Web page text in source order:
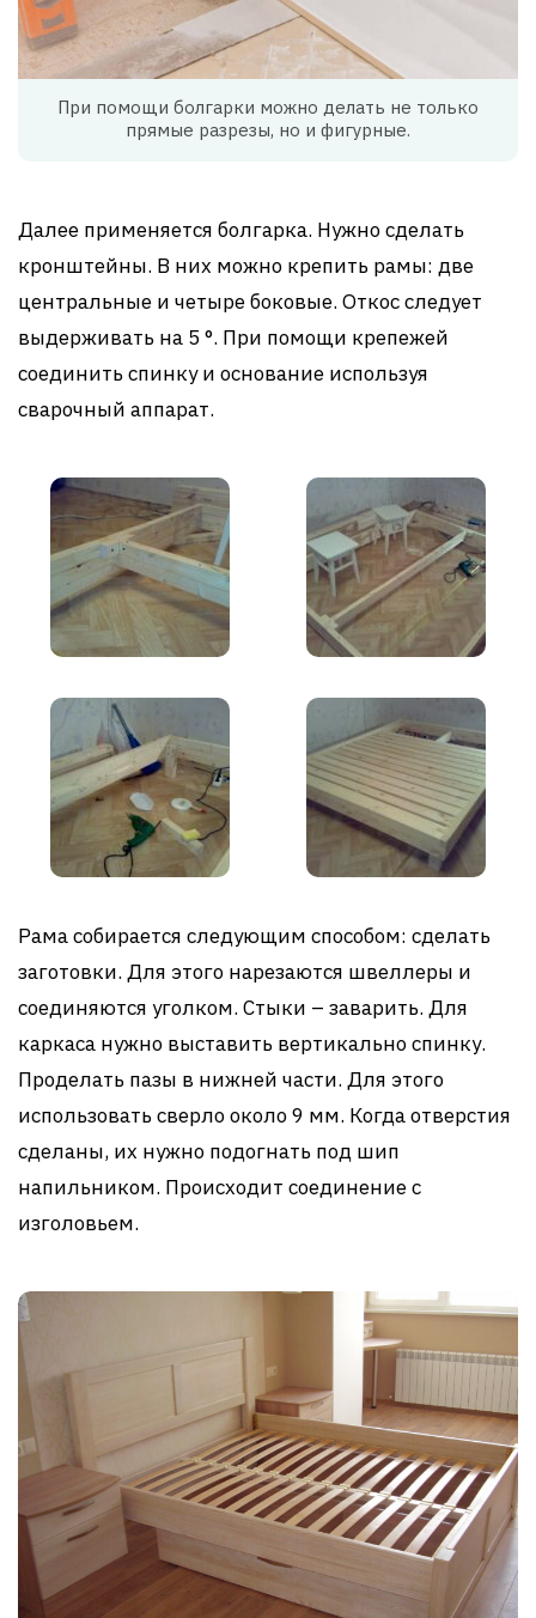
При помощи болгарки можно делать не только
прямые разрезы, но и фигурные.
Далее применяется болгарка. Нужно сделать
кронштейны. В них можно крепить рамы: две
центральные и четыре боковые. Откос следует
выдерживать на 5 °. При помощи крепежей
соединить спинку и основание используя
сварочный аппарат.
Рама собирается следующим способом: сделать
заготовки. Для этого нарезаются швеллеры и
соединяются уголком. Стыки – заварить. Для
каркаса нужно выставить вертикально спинку.
Проделать пазы в нижней части. Для этого
использовать сверло около 9 мм. Когда отверстия
сделаны, их нужно подогнать под шип
напильником. Происходит соединение с
изголовьем.